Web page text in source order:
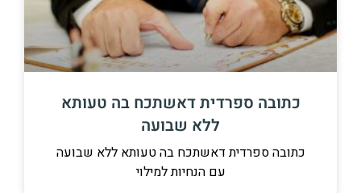
כתובה ספרדית דאשתכח בה טעותא
ללא שבועה
כתובה ספרדית דאשתכח בה טעותא ללא שבועה
עם הנחיות למילוי